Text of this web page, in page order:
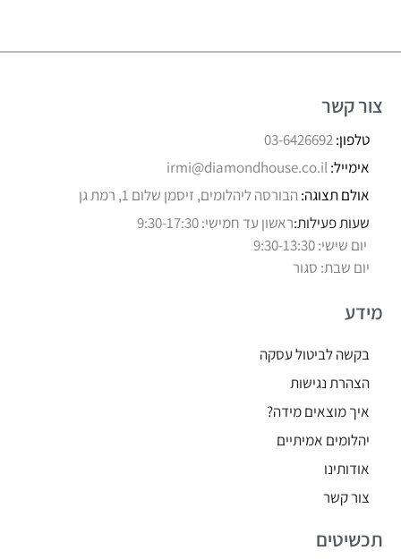
צור קשר
טלפון:03-6426692
אימייל:irmi@diamondhouse.co.il
אולם תצוגה: הבורסה ליהלומים, זיסמן שלום 1, רמת גן
שעות פעילות:ראשון עד חמישי: 9:30-17:30
יום שישי: 9:30-13:30
יום שבת: סגור
מידע
בקשה לביטול עסקה
הצהרת נגישות
איך מוצאים מידה?
יהלומים אמיתיים
אודותינו
צור קשר
תכשיטים